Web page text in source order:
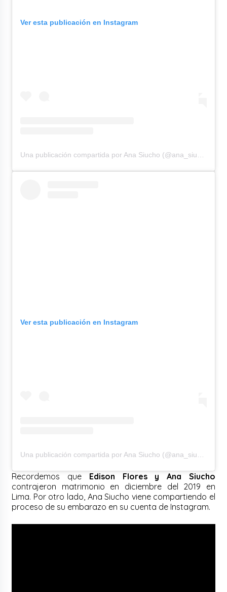
Ver esta publicación en Instagram
Ver esta publicación en Instagram
Recordemos que Edison Flores y Ana Siucho
contrajeron matrimonio en diciembre del 2019 en
Lima. Por otro lado, Ana Siucho viene compartiendo el
proceso de su embarazo en su cuenta de Instagram.